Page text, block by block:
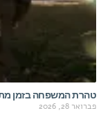
טהרת המשפחה בזמן
פברואר 28, 2026